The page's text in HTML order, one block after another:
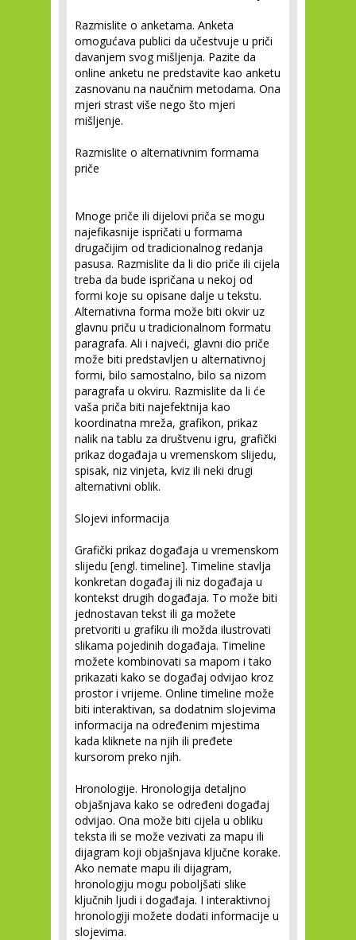
Razmislite o anketama. Anketa
omogućava publici da učestvuje u priči
davanjem svog mišljenja. Pazite da
online anketu ne predstavite kao anketu
zasnovanu na naučnim metodama. Ona
mjeri strast više nego što mjeri
mišljenje.
Razmislite o alternativnim formama
priče
Mnoge priče ili dijelovi priča se mogu
najefikasnije ispričati u formama
drugačijim od tradicionalnog redanja
pasusa. Razmislite da li dio priče ili cijela
treba da bude ispričana u nekoj od
formi koje su opisane dalje u tekstu.
Alternativna forma može biti okvir uz
glavnu priču u tradicionalnom formatu
paragrafa. Ali i najveći, glavni dio priče
može biti predstavljen u alternativnoj
formi, bilo samostalno, bilo sa nizom
paragrafa u okviru. Razmislite da li će
vaša priča biti najefektnija kao
koordinatna mreža, grafikon, prikaz
nalik na tablu za društvenu igru, grafički
prikaz događaja u vremenskom slijedu,
spisak, niz vinjeta, kviz ili neki drugi
alternativni oblik.
Slojevi informacija
Grafički prikaz događaja u vremenskom
slijedu [engl. timeline]. Timeline stavlja
konkretan događaj ili niz događaja u
kontekst drugih događaja. To može biti
jednostavan tekst ili ga možete
pretvoriti u grafiku ili možda ilustrovati
slikama pojedinih događaja. Timeline
možete kombinovati sa mapom i tako
prikazati kako se događaj odvijao kroz
prostor i vrijeme. Online timeline može
biti interaktivan, sa dodatnim slojevima
informacija na određenim mjestima
kada kliknete na njih ili pređete
kursorom preko njih.
Hronologije. Hronologija detaljno
objašnjava kako se određeni događaj
odvijao. Ona može biti cijela u obliku
teksta ili se može vezivati za mapu ili
dijagram koji objašnjava ključne korake.
Ako nemate mapu ili dijagram,
hronologiju mogu poboljšati slike
ključnih ljudi i događaja. I interaktivnoj
hronologiji možete dodati informacije u
slojevima.